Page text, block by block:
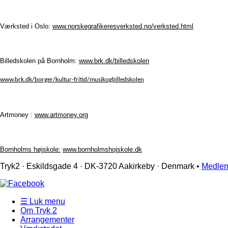
Værksted i Oslo: www.norskegrafikeresverksted.no/verksted.html
Billedskolen på Bornholm: www.brk.dk/billedskolen
www.brk.dk/borger/kultur-fritid/musikogbilledskolen
Artmoney : www.artmoney.org
Bornholms højskole: www.bornholmshojskole.dk
Tryk2 · Eskildsgade 4 ­· DK-3720 Aakirkeby · Denmark •
☰ Luk menu
Om Tryk 2
Arrangementer